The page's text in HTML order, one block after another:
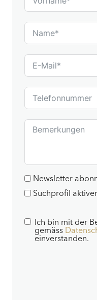
Newsletter
Suchprofil
Ich bin mit der
gemäss
einverstanden.